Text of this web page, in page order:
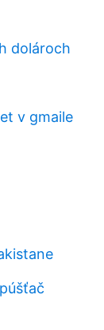
dolároch
v gmaile